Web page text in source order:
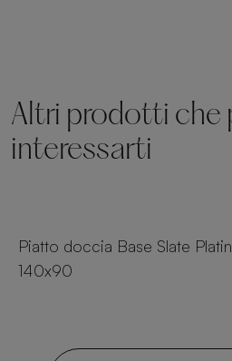
Altri prodotti che
interessarti
Piatto doccia Base Slate
140x90